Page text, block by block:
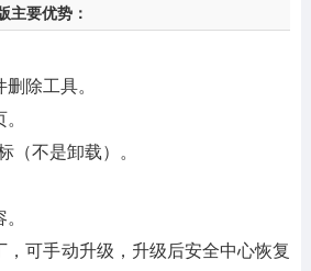
主要优势：
除工具。
不是卸载）。
可手动升级，升级后安全中心恢复